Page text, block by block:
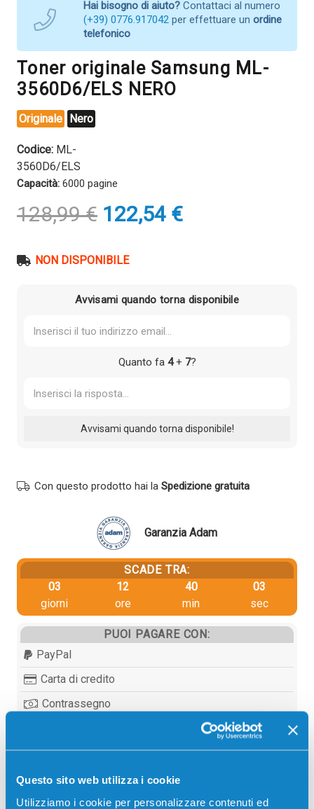
Questo sito web utilizza i cookie
Utilizziamo i cookie per personalizzare contenuti ed
Hai bisogno di aiuto? Contattaci al numero
(+39) 0776.917042 per effettuare un ordine
telefonico
Toner originale Samsung ML-
3560D6/ELS NERO
Originale Nero
Codice: ML-
3560D6/ELS
Capacità: 6000 pagine
128,99€ Il
prezzo
era:
122,54 €Il
prezzo
NON DISPONIBILE
Avvisami quando torna disponibile
Quanto fa 4+ 7?
Con questo prodotto hai la Spedizione gratuita
Garanzia Adam
SCADE TRA:
03
giorni
12
ore
40
min
03
sec
PUOI PAGARE CON:
PayPal
Carta di credito
Contrassegno